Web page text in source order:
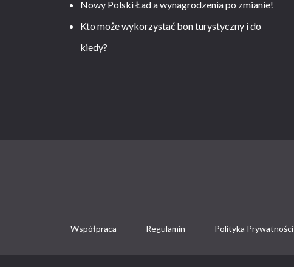
Nowy Polski Ład a wynagrodzenia po zmianie!
Kto może wykorzystać bon turystyczny i do
kiedy?
Współpraca Regulamin Polityka Prywatności